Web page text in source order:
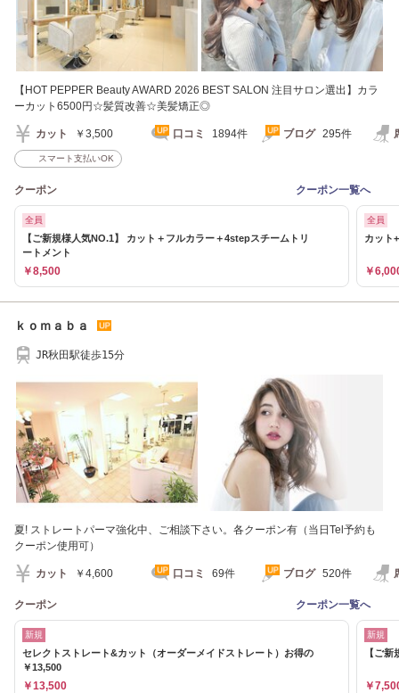
【HOT PEPPER Beauty AWARD 2026 BEST SALON 注目サロン選出】カラ
ーカット6500円☆髪質改善☆美髪矯正◎
カット ￥3,500 口コミ 1894件 ブログ 295件
スマート支払いOK
クーポン クーポン一覧へ
全員
【ご新規様人気NO.1】 カット＋フルカラー＋4stepスチームトリ
ートメント
￥8,500
全員
カット
￥
ｋｏｍａｂａ
JR秋田駅徒歩15分
夏! ストレートパーマ強化中、ご相談下さい。各クーポン有（当日Tel予約も
クーポン使用可）
カット ￥4,600 口コミ 69件 ブログ 520件
クーポン クーポン一覧へ
新規
セレクトストレート&カット（オーダーメイドストレート）お得の
￥13,500
￥13,500
新規
【ご
￥